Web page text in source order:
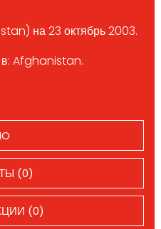
на 23 октябрь 2003.
Afghanistan.
(0)
(0)